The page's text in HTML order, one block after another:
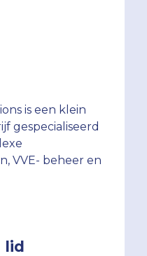
lid
is een klein
gespecialiseerd
VVE- beheer en